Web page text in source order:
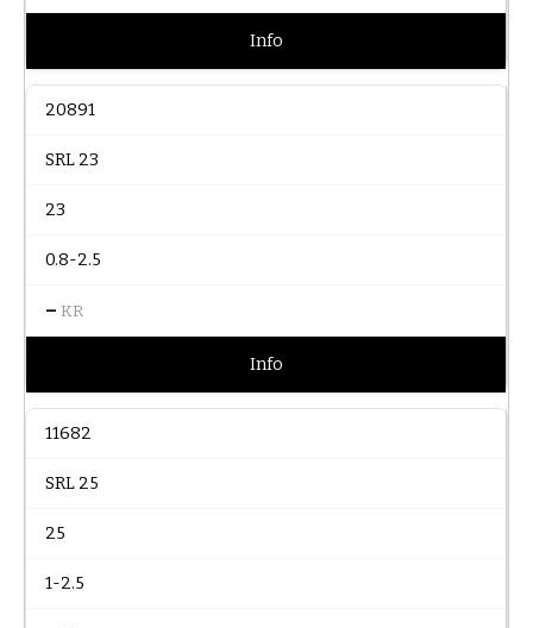
Info
20891
SRL 23
23
0.8-2.5
– KR
Info
11682
SRL 25
25
1-2.5